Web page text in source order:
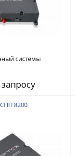
системы
помех RFТех
8200